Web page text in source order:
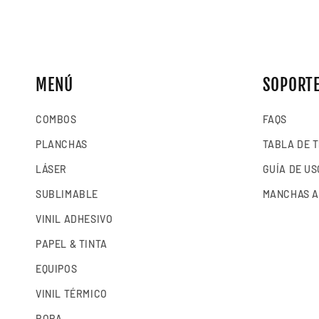
MENÚ
COMBOS
PLANCHAS
LÁSER
SUBLIMABLE
VINIL ADHESIVO
PAPEL & TINTA
EQUIPOS
VINIL TÉRMICO
SOPORTE
FAQS
TABLA DE
GUÍA DE
MANCHAS